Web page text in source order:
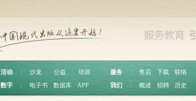
活动 沙龙 公益
培训
数字
电子书 数据库 APP
服务 ︱ 售后 下载
联络
我们
概述 招聘 历史